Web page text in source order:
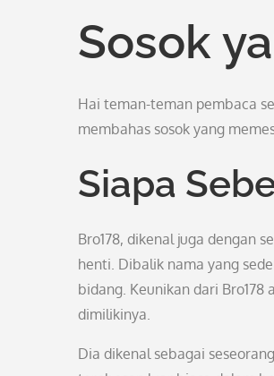
Sosok
Hai teman-teman pembaca
membahas sosok yang
Siapa
Bro178, dikenal juga dengan
henti. Dibalik nama yang
bidang. Keunikan dari
dimilikinya.
Dia dikenal sebagai